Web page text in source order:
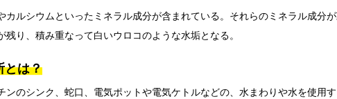
カルシウムといったミネラル成分が含まれている。それらのミネラル成分
り、積み重なって白いウロコのような水垢となる。
とは？
ンのシンク、蛇口、電気ポットや電気ケトルなどの、水まわりや水を使用す